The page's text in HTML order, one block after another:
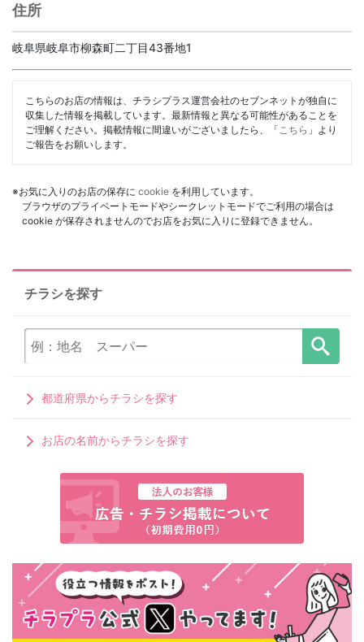
住所
岐阜県岐阜市柳森町二丁目43番地1
こちらのお店の情報は、チラシプラス運営会社のセブンネットが独自に
収集した情報を掲載しています。最新情報と異なる可能性があることを
ご理解ください。掲載情報に間違いがございましたら、「 こちら 」より
ご報告をお願いします。
※お気に入りのお店の保存に cookie を利用しています。
ブラウザのプライベートモードやシークレットモードでご利用の場合は
cookie が保存されませんのでお店をお気に入りに登録できません。
チラシを探す
都道府県からチラシを探す
お店の名前からチラシを探す